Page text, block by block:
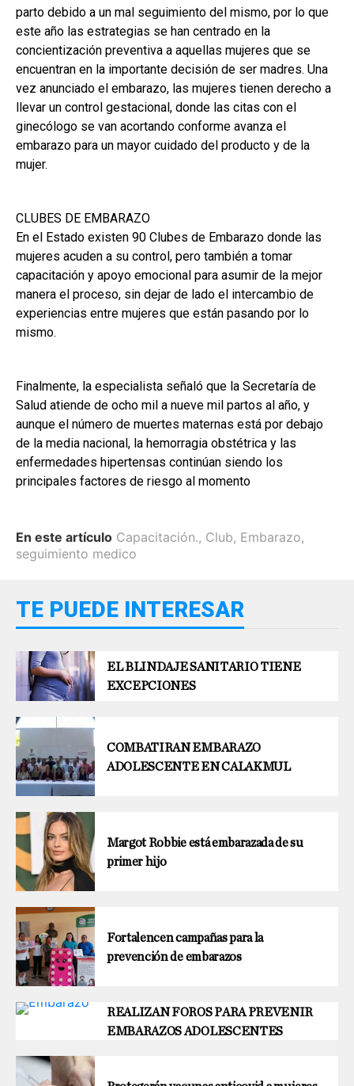
parto debido a un mal seguimiento del mismo, por lo que
este año las estrategias se han centrado en la
concientización preventiva a aquellas mujeres que se
encuentran en la importante decisión de ser madres. Una
vez anunciado el embarazo, las mujeres tienen derecho a
llevar un control gestacional, donde las citas con el
ginecólogo se van acortando conforme avanza el
embarazo para un mayor cuidado del producto y de la
mujer.
CLUBES DE EMBARAZO
En el Estado existen 90 Clubes de Embarazo donde las
mujeres acuden a su control, pero también a tomar
capacitación y apoyo emocional para asumir de la mejor
manera el proceso, sin dejar de lado el intercambio de
experiencias entre mujeres que están pasando por lo
mismo.
Finalmente, la especialista señaló que la Secretaría de
Salud atiende de ocho mil a nueve mil partos al año, y
aunque el número de muertes maternas está por debajo
de la media nacional, la hemorragia obstétrica y las
enfermedades hipertensas continúan siendo los
principales factores de riesgo al momento
En este artículo Capacitación., Club, Embarazo,
seguimiento medico
TE PUEDE INTERESAR
EL BLINDAJE SANITARIO TIENE
EXCEPCIONES
COMBATIRAN EMBARAZO
ADOLESCENTE EN CALAKMUL
Margot Robbie está embarazada de su
primer hijo
Fortalencen campañas para la
prevención de embarazos
REALIZAN FOROS PARA PREVENIR
EMBARAZOS ADOLESCENTES